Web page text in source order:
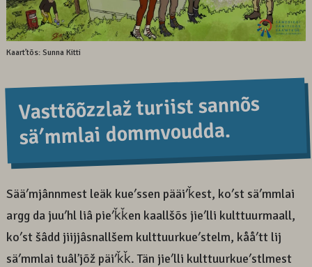
Kaartʼtõs: Sunna Kitti
Vasttõõzzlaž turiist sannõs
säʹmmlai dommvoudda.
Sääʹmjânnmest leäk kueʹssen pääiʹǩest, koʹst säʹmmlai
argg da juuʹhl liâ pieʹǩǩen kaallšõs jieʹlli kulttuurmaall,
koʹst šâdd jiijjâsnallšem kulttuurkueʹstelm, kååʹtt lij
säʹmmlai tuâlʼjõž päiʹǩǩ. Tän jieʹlli kulttuurkueʹstlmest